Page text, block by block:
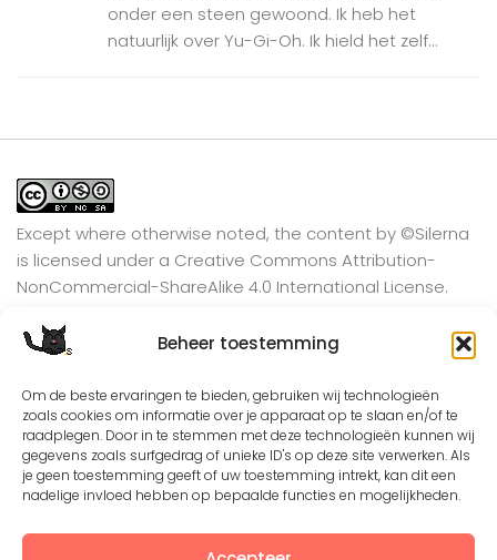
Beheer toestemming
Om de beste ervaringen te bieden, gebruiken wij technologieën
zoals cookies om informatie over je apparaat op te slaan en/of te
raadplegen. Door in te stemmen met deze technologieën kunnen wij
gegevens zoals surfgedrag of unieke ID's op deze site verwerken. Als
je geen toestemming geeft of uw toestemming intrekt, kan dit een
nadelige invloed hebben op bepaalde functies en mogelijkheden.
onder een steen gewoond. Ik heb het
natuurlijk over Yu-Gi-Oh. Ik hield het zelf...
Except where otherwise noted, the content by ©Silerna
is licensed under a Creative Commons Attribution-
NonCommercial-ShareAlike 4.0 International License.